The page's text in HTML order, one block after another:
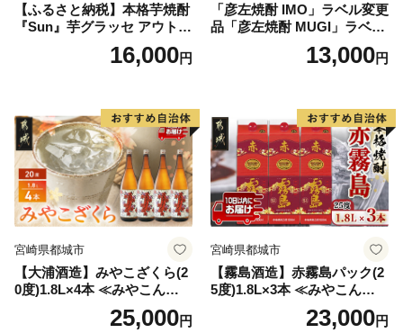
【ふるさと納税】本格芋焼酎
『Sun』芋グラッセ アウトド
ア ソロキャンプ ベランピン
グ 巣ごもり 就労支援16,000円
「彦左焼酎 IMO」ラベル変更
品「彦左焼酎 MUGI」ラベル
変更品 飲み比べ セット 合計
2本 720ml×各1本 25度 焼酎
13,000円
宮崎県都城市
【大浦酒造】みやこざくら(2
0度)1.8L×4本 ≪みやこんじょ
特急便≫_AD-077125,000円
宮崎県都城市
【霧島酒造】赤霧島パック(2
5度)1.8L×3本 ≪みやこんじょ
特急便≫_23-07-K03P-1800-3
23,000円